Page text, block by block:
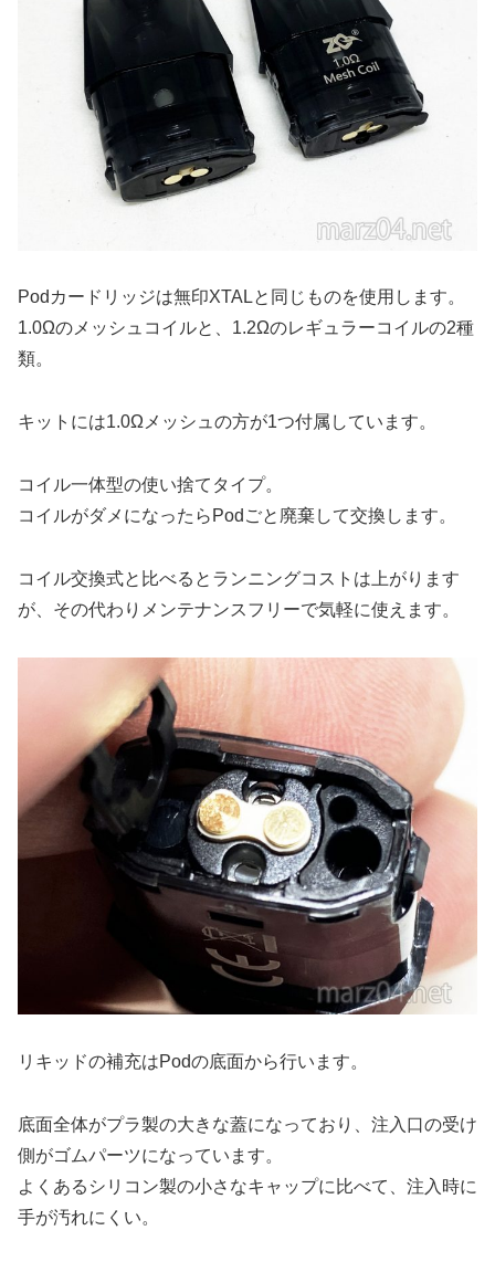
Podカードリッジは無印XTALと同じものを使用します。
1.0Ωのメッシュコイルと、1.2Ωのレギュラーコイルの2種
類。
キットには1.0Ωメッシュの方が1つ付属しています。
コイル一体型の使い捨てタイプ。
コイルがダメになったらPodごと廃棄して交換します。
コイル交換式と比べるとランニングコストは上がります
が、その代わりメンテナンスフリーで気軽に使えます。
リキッドの補充はPodの底面から行います。
底面全体がプラ製の大きな蓋になっており、注入口の受け
側がゴムパーツになっています。
よくあるシリコン製の小さなキャップに比べて、注入時に
手が汚れにくい。